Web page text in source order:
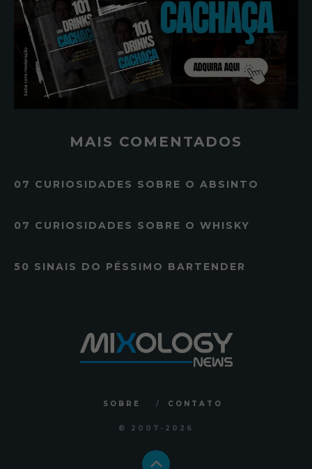
MAIS COMENTADOS
07 CURIOSIDADES SOBRE O ABSINTO
07 CURIOSIDADES SOBRE O WHISKY
50 SINAIS DO PÉSSIMO BARTENDER
SOBRE CONTATO
© 2007 -2026